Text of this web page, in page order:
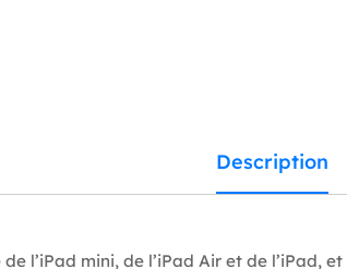
Description
l’iPad mini, de l’iPad Air et de l’iPad,